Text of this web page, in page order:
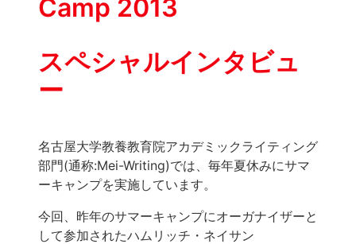
Camp 2013
スペシャルインタビュ
ー
名古屋大学教養教育院アカデミックライティング
部門(通称:Mei-Writing)では、毎年夏休みにサマ
ーキャンプを実施しています。
今回、昨年のサマーキャンプにオーガナイザーと
して参加されたハムリッチ・ネイサン